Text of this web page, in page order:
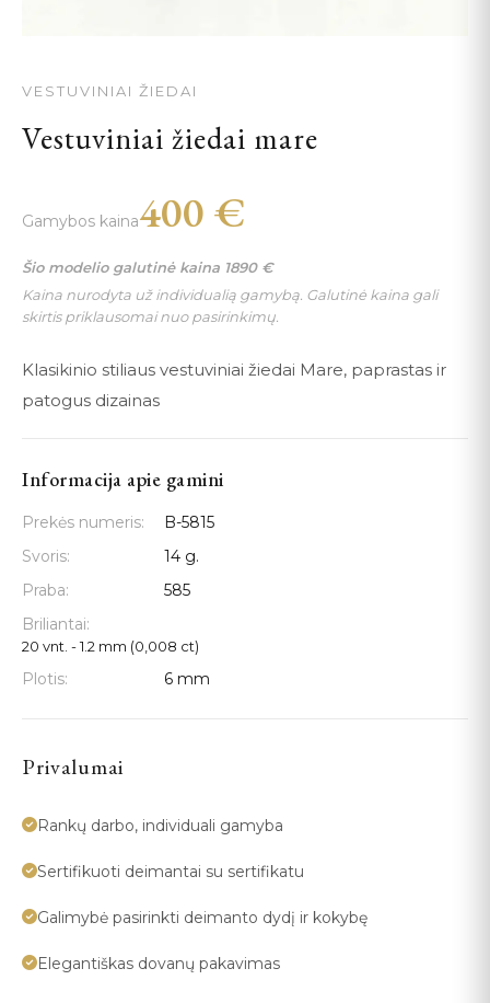
VESTUVINIAI ŽIEDAI
Vestuviniai žiedai mare
Gamybos kaina400 €
Šio modelio galutinė kaina 1890 €
Kaina nurodyta už individualią gamybą. Galutinė kaina gali
skirtis priklausomai nuo pasirinkimų.
Klasikinio stiliaus vestuviniai žiedai Mare, paprastas ir
patogus dizainas
Informacija apie gamini
Prekės numeris:
B-5815
Svoris:
14 g.
Praba:
585
Briliantai:
20 vnt. - 1.2 mm (0,008 ct)
Plotis: 6 mm
Privalumai
Rankų darbo, individuali gamyba
Sertifikuoti deimantai su sertifikatu
Galimybė pasirinkti deimanto dydį ir kokybę
Elegantiškas dovanų pakavimas